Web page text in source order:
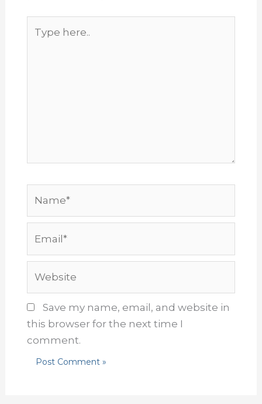
here..
Save my name, email, and website in
this browser for the next time I
comment.